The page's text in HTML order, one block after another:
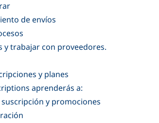
de envíos
y trabajar con proveedores.
y planes
aprenderás a:
y promociones